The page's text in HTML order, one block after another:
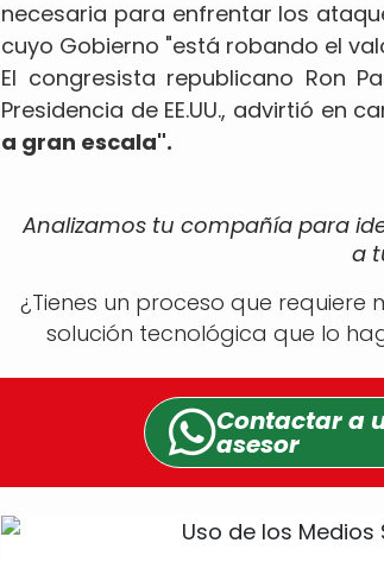
necesaria para enfrentar los
cuyo Gobierno "está robando el
El congresista republicano Ron
Presidencia de EE.UU., advirtió en
a gran escala".
Analizamos tu compañía para
a
¿Tienes un proceso que
solución tecnológica que lo
Contactar a
asesor